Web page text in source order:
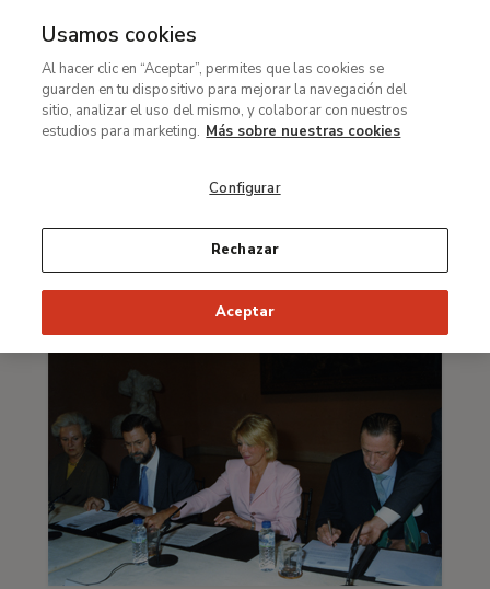
MENÚ
contenido
principal
Ruta
de
Colección
Historia de la Colección I
Historia de la Colección II
Historia de la Colección III
El museo en marcha
Usamos cookies
Al hacer clic en “Aceptar”, permites que las cookies se
guarden en tu dispositivo para mejorar la navegación del
sitio, analizar el uso del mismo, y colaborar con nuestros
estudios para marketing. Más sobre nuestras cookies
Configurar
Rechazar
Aceptar